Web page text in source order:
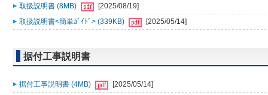
取扱説明書 (8MB)
[2025/08/19]
取扱説明書<簡単ｶﾞｲﾄﾞ> (339KB)
[2025/05/14]
据付工事説明書
据付工事説明書 (4MB)
[2025/05/14]